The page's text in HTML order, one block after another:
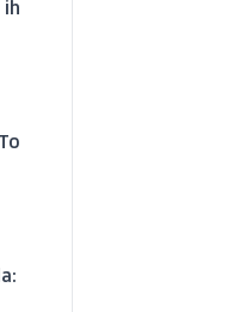
ih